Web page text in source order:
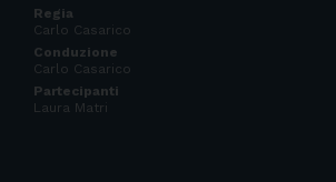
Regia
Carlo Casarico
Conduzione
Carlo Casarico
Partecipanti
Laura Matri